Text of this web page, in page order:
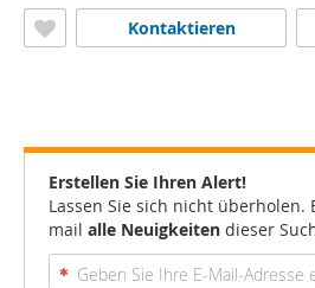
Kontaktieren
Erstellen Sie Ihren Alert!
Lassen Sie sich nicht überholen.
mail alle Neuigkeiten dieser